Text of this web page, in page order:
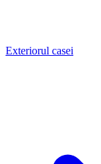
Exteriorul casei